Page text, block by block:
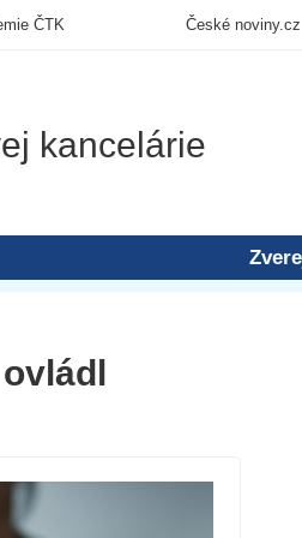
kancelárie
ČTK České noviny.cz